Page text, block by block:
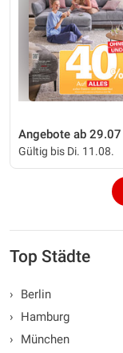
Angebote ab 29.07
Gültig bis Di. 11.08.
Top Städte
›
Berlin
›
Hamburg
›
München